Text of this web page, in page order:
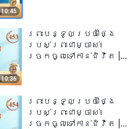
10:45
10:36
ព្រះបន្ទូលប្រចាំថ្ងៃ
របស់ព្រះជាម្ចាស់៖
ច្រកចូលទៅកាន់ជិវិត |
ព្រះបន្ទូលប្រចាំថ្ងៃ
របស់ព្រះជាម្ចាស់៖
ច្រកចូលទៅកាន់ជិវិត |